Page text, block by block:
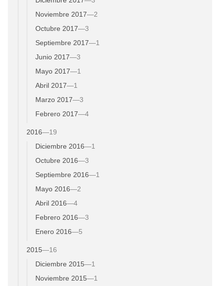
Noviembre 2017—2
Octubre 2017—3
Septiembre 2017—1
Junio 2017—3
Mayo 2017—1
Abril 2017—1
Marzo 2017—3
Febrero 2017—4
2016—19
Diciembre 2016—1
Octubre 2016—3
Septiembre 2016—1
Mayo 2016—2
Abril 2016—4
Febrero 2016—3
Enero 2016—5
2015—16
Diciembre 2015—1
Noviembre 2015—1